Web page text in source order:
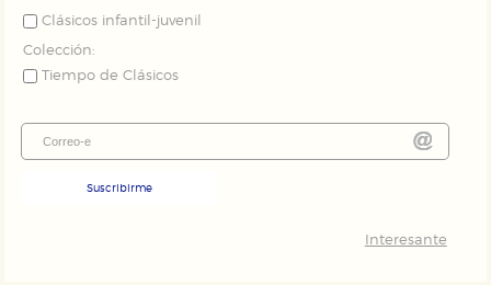
Clásicos infantil-juvenil
Colección:
Tiempo de Clásicos
Suscribirme
Interesante